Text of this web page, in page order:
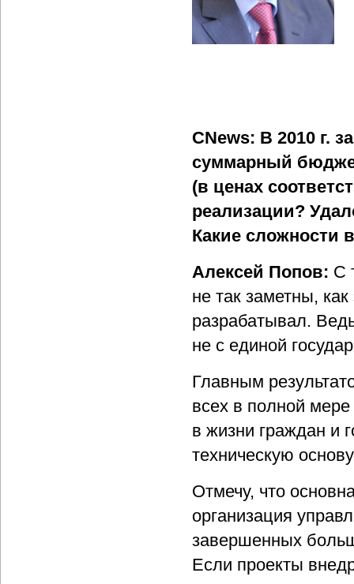
CNews: В 2010 г.
суммарный
(в ценах
реализации?
Какие сложности
Алексей Попов: С
не так заметны,
разрабатывал.
не с единой
Главным
всех в полной
в жизни граждан и
техническую
Отмечу, что
организация
завершенных
Если проекты